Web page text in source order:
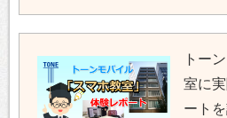
トー
室に
ート